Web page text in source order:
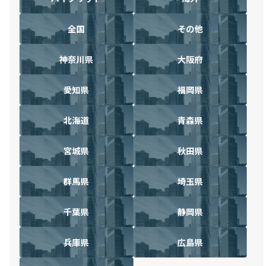
全国 その他
神奈川県 大阪府
愛知県 福岡県
北海道 青森県
宮城県 秋田県
群馬県 埼玉県
千葉県 静岡県
兵庫県 広島県